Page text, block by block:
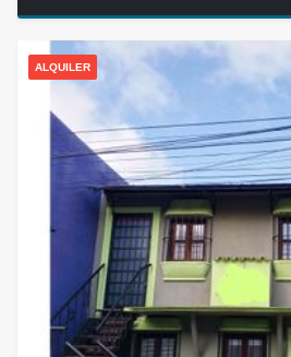
ALQUILER